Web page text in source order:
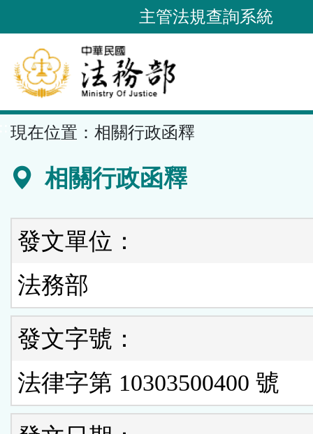
到
要
內
容
區
主管法規查詢系統
現在位置： 相關行政函釋
相關行政函釋
發文單位：
法務部
發文字號：
法律字第 10303500400 號